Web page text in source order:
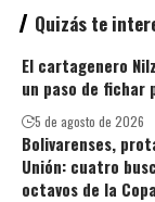
Quizás te
El cartagenero
un paso de fichar
5 de agosto de 2026
Bolivarenses,
Unión: cuatro
octavos de la